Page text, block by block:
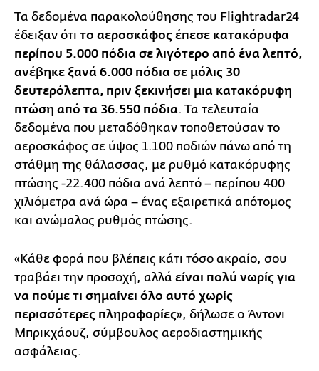
Τα δεδομένα παρακολούθησης του Flightradar24
έδειξαν ότι το αεροσκάφος έπεσε κατακόρυφα
περίπου 5.000 πόδια σε λιγότερο από ένα λεπτό,
ανέβηκε ξανά 6.000 πόδια σε μόλις 30
δευτερόλεπτα, πριν ξεκινήσει μια κατακόρυφη
πτώση από τα 36.550 πόδια. Τα τελευταία
δεδομένα που μεταδόθηκαν τοποθετούσαν το
αεροσκάφος σε ύψος 1.100 ποδιών πάνω από τη
στάθμη της θάλασσας, με ρυθμό κατακόρυφης
πτώσης -22.400 πόδια ανά λεπτό – περίπου 400
χιλιόμετρα ανά ώρα – ένας εξαιρετικά απότομος
και ανώμαλος ρυθμός πτώσης.
«Κάθε φορά που βλέπεις κάτι τόσο ακραίο, σου
τραβάει την προσοχή, αλλά είναι πολύ νωρίς για
να πούμε τι σημαίνει όλο αυτό χωρίς
περισσότερες πληροφορίες», δήλωσε ο Άντονι
Μπρικχάουζ, σύμβουλος αεροδιαστημικής
ασφάλειας.